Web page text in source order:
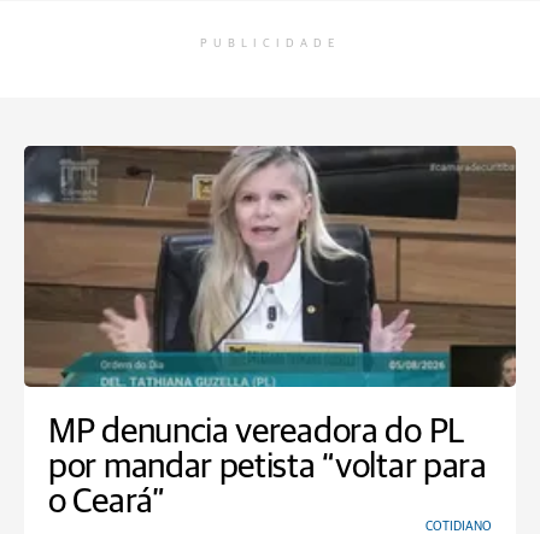
PUBLICIDADE
MP denuncia vereadora do PL
por mandar petista “voltar para
o Ceará”
COTIDIANO